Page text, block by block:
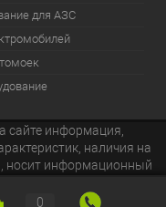
для АЗС
сайте информация,
наличия на
носит информационный
0